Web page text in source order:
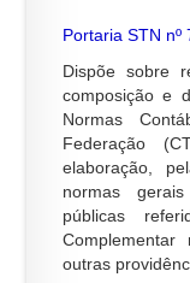
Portaria STN nº
Dispõe sobre
composição e
Normas
Federação
elaboração,
normas
públicas
outras